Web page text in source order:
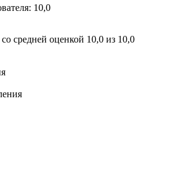
10,0
средней оценкой 10,0 из 10,0